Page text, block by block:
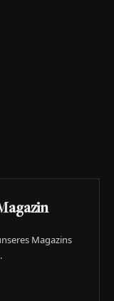
Magazins